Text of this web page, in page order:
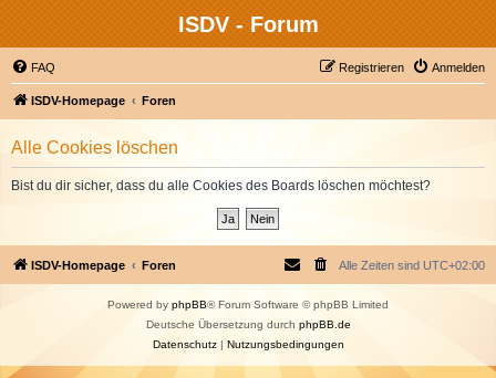
ISDV - Forum
FAQ Anmelden
Registrieren
ISDV-Homepage Foren
Alle Cookies löschen
Bist du dir sicher, dass du alle Cookies des Boards löschen möchtest?
ISDV-Homepage Foren Alle Zeiten sind UTC+02:00
Powered by phpBB® Forum Software © phpBB Limited
Deutsche Übersetzung durch phpBB.de
Datenschutz| Nutzungsbedingungen